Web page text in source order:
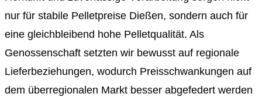
nur für stabile Pelletpreise Dießen, sondern auch für
eine gleichbleibend hohe Pelletqualität. Als
Genossenschaft setzten wir bewusst auf regionale
Lieferbeziehungen, wodurch Preisschwankungen auf
dem überregionalen Markt besser abgefedert werden